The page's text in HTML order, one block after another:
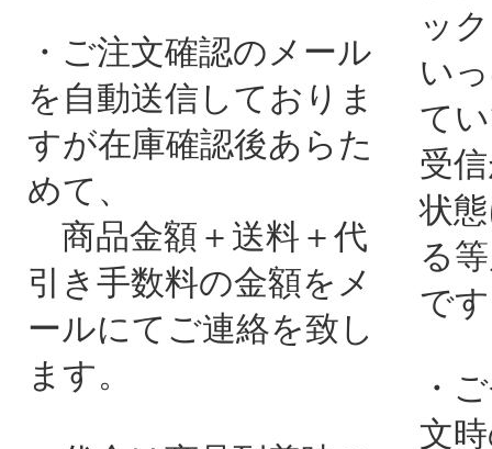
・ご注文確認のメール
を自動送信しておりま
すが在庫確認後あらた
めて、
商品金額＋送料＋代
引き手数料の金額をメ
ールにてご連絡を致し
ます。
ッ
い
て
受
状
る
で
・
文